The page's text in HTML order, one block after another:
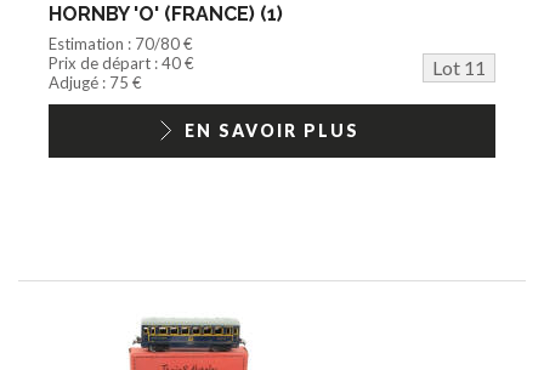
HORNBY 'O' (FRANCE) (1)
Estimation : 70/80 €
Prix de départ : 40 €
Lot 11
Adjugé : 75 €
EN SAVOIR PLUS